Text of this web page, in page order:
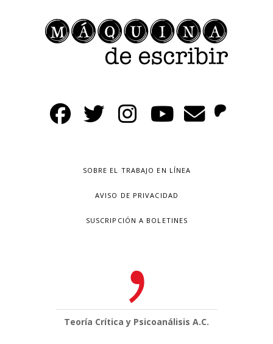
SOBRE EL TRABAJO EN LÍNEA
AVISO DE PRIVACIDAD
SUSCRIPCIÓN A BOLETINES
Teoría Crítica y Psicoanálisis A.C.